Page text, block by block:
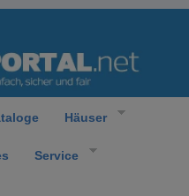
Häuser
Service